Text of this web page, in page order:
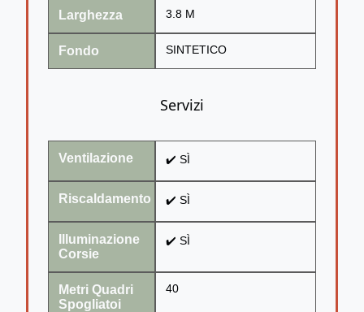
Larghezza 3.8 M
Fondo SINTETICO
Servizi
Ventilazione ✔️ SÌ
Riscaldamento ✔️ SÌ
Illuminazione
Corsie
✔️ SÌ
Metri Quadri
Spogliatoi
40